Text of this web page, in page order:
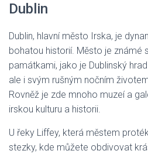
Dublin
Dublin, hlavní město Irska, je
bohatou historií. Město je známé
památkami, jako je Dublinský
ale i svým rušným nočním
Rovněž je zde mnoho muzeí a
irskou kulturu a historii.
U řeky Liffey, která městem
stezky, kde můžete obdivovat